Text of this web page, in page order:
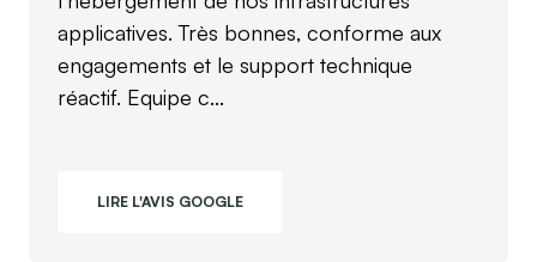
applicatives. Très bonnes, conforme aux
engagements et le support technique
réactif. Equipe c...
LIRE L'AVIS GOOGLE